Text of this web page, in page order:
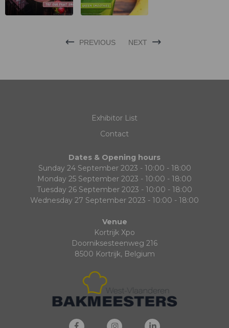
PREVIOUS NEXT
Exhibitor List
Contact
Dates & Opening hours
Sunday 24 September 2023 - 10:00 - 18:00
Monday 25 September 2023 - 10:00 - 18:00
Tuesday 26 September 2023 - 10:00 - 18:00
Wednesday 27 September 2023 - 10:00 - 18:00
Venue
Kortrijk Xpo
Doorniksesteenweg 216
8500 Kortrijk, Belgium